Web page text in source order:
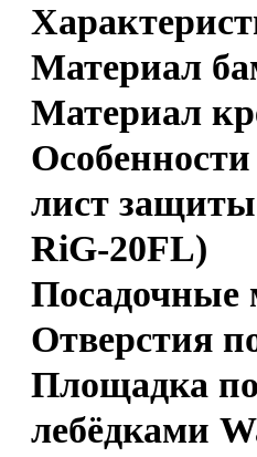
Материал
Материал
лист
RiG‐20FL)
Отверстия
Площадка
лебёдками